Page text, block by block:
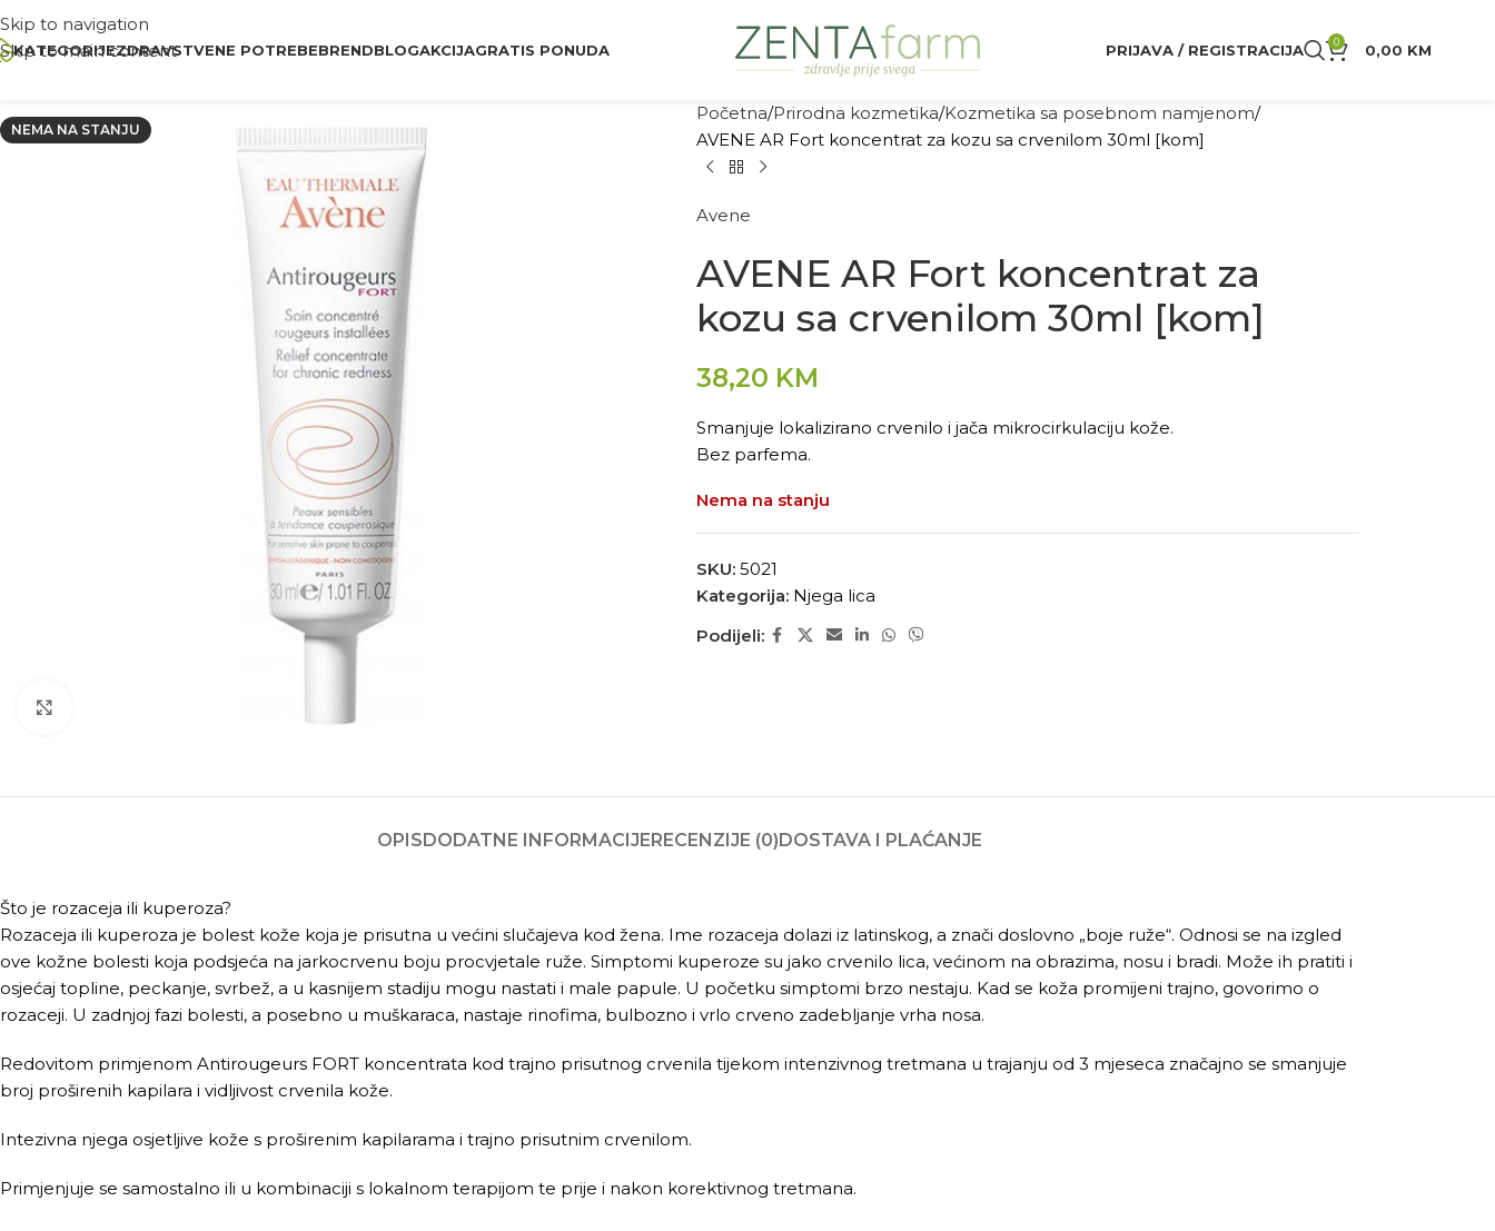
Skip to navigation
Skip to main content
KATEGORIJEZDRAVSTVENE POTREBEBRENDBLOGAKCIJAGRATIS PONUDA PRIJAVA / REGISTRACIJA 0 0,00 KM
NEMA NA STANJU
Početna Prirodna kozmetika Kozmetika sa posebnom namjenom
AVENE AR Fort koncentrat za kozu sa crvenilom 30ml [kom]
Avene
AVENE AR Fort koncentrat za
kozu sa crvenilom 30ml [kom]
38,20 KM
Smanjuje lokalizirano crvenilo i jača mikrocirkulaciju kože.
Bez parfema.
Nema na stanju
SKU: 5021
Kategorija: Njega lica
Podijeli:
OPISDODATNE INFORMACIJERECENZIJE (0)DOSTAVA I PLAĆANJE
Što je rozaceja ili kuperoza?
Rozaceja ili kuperoza je bolest kože koja je prisutna u većini slučajeva kod žena. Ime rozaceja dolazi iz latinskog, a znači doslovno „boje ruže“. Odnosi se na izgled
ove kožne bolesti koja podsjeća na jarkocrvenu boju procvjetale ruže. Simptomi kuperoze su jako crvenilo lica, većinom na obrazima, nosu i bradi. Može ih pratiti i
osjećaj topline, peckanje, svrbež, a u kasnijem stadiju mogu nastati i male papule. U početku simptomi brzo nestaju. Kad se koža promijeni trajno, govorimo o
rozaceji. U zadnjoj fazi bolesti, a posebno u muškaraca, nastaje rinofima, bulbozno i vrlo crveno zadebljanje vrha nosa.
Redovitom primjenom Antirougeurs FORT koncentrata kod trajno prisutnog crvenila tijekom intenzivnog tretmana u trajanju od 3 mjeseca značajno se smanjuje
broj proširenih kapilara i vidljivost crvenila kože.
Intezivna njega osjetljive kože s proširenim kapilarama i trajno prisutnim crvenilom.
Primjenjuje se samostalno ili u kombinaciji s lokalnom terapijom te prije i nakon korektivnog tretmana.